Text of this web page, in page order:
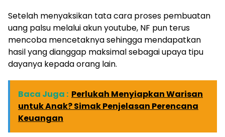
Setelah menyaksikan tata cara proses pembuatan
uang palsu melalui akun youtube, NF pun terus
mencoba mencetaknya sehingga mendapatkan
hasil yang dianggap maksimal sebagai upaya tipu
dayanya kepada orang lain.
Baca Juga : Perlukah Menyiapkan Warisan
untuk Anak? Simak Penjelasan Perencana
Keuangan